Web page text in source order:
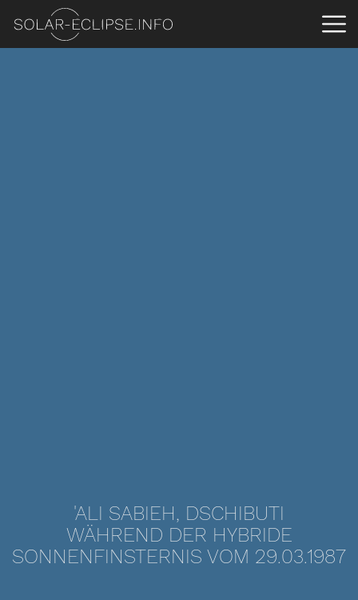
'ALI SABIEH, DSCHIBUTI
WÄHREND DER HYBRIDE
SONNENFINSTERNIS VOM 29.03.1987